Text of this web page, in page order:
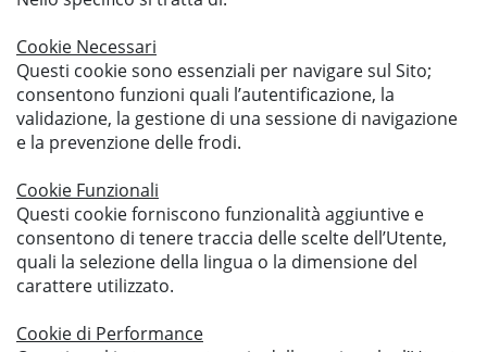
Cookie Necessari
Questi cookie sono essenziali per navigare sul Sito;
consentono funzioni quali l’autentificazione, la
validazione, la gestione di una sessione di navigazione
e la prevenzione delle frodi.
Cookie Funzionali
Questi cookie forniscono funzionalità aggiuntive e
consentono di tenere traccia delle scelte dell’Utente,
quali la selezione della lingua o la dimensione del
carattere utilizzato.
Cookie di Performance